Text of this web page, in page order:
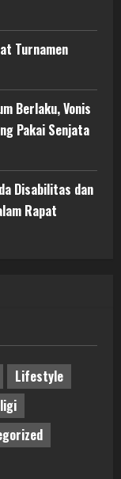
Turnamen
Berlaku, Vonis
Pakai Senjata
Disabilitas dan
Rapat
Lifestyle